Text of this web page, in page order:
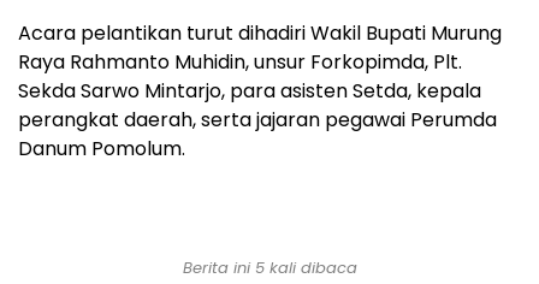
Acara pelantikan turut dihadiri Wakil Bupati Murung
Raya Rahmanto Muhidin, unsur Forkopimda, Plt.
Sekda Sarwo Mintarjo, para asisten Setda, kepala
perangkat daerah, serta jajaran pegawai Perumda
Danum Pomolum.
Berita ini 5 kali dibaca